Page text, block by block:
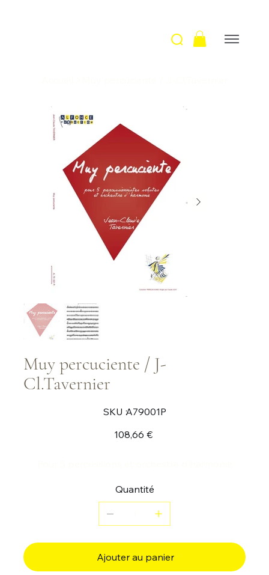
Muy percuciente / J-
Cl.Tavernier
SKU :SKU
A79001P
A79001P
108,66 €
Quantité
Ajouter au panier